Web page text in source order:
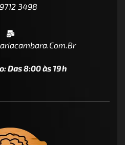
3498
Das 8:00 às 19h